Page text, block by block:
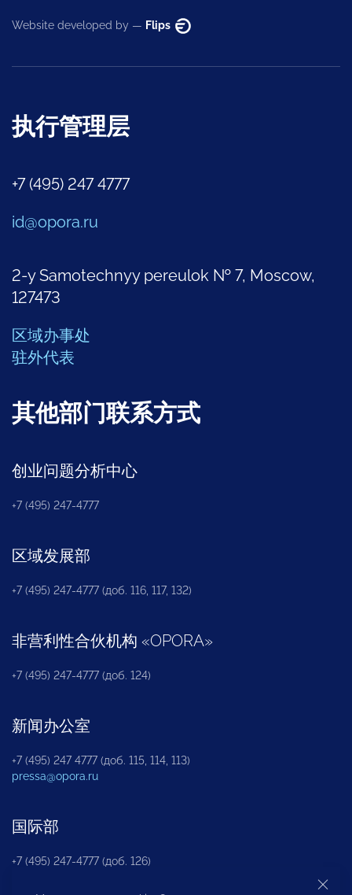
Website developed by — Flips
执行管理层
+7 (495) 247 4777
id@opora.ru
2-y Samotechnyy pereulok № 7, Moscow,
127473
区域办事处
驻外代表
其他部门联系方式
创业问题分析中心
+7 (495) 247-4777
区域发展部
+7 (495) 247-4777 (доб. 116, 117, 132)
非营利性合伙机构 «OPORA»
+7 (495) 247-4777 (доб. 124)
新闻办公室
+7 (495) 247 4777 (доб. 115, 114, 113)
pressa@opora.ru
国际部
+7 (495) 247-4777 (доб. 126)